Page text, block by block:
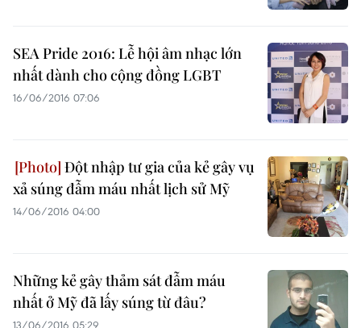
SEA Pride 2016: Lễ hội âm nhạc lớn
nhất dành cho cộng đồng LGBT
16/06/2016 07:06
Đột nhập tư gia của kẻ gây vụ
xả súng đẫm máu nhất lịch sử Mỹ
14/06/2016 04:00
Những kẻ gây thảm sát đẫm máu
nhất ở Mỹ đã lấy súng từ đâu?
13/06/2016 05:29